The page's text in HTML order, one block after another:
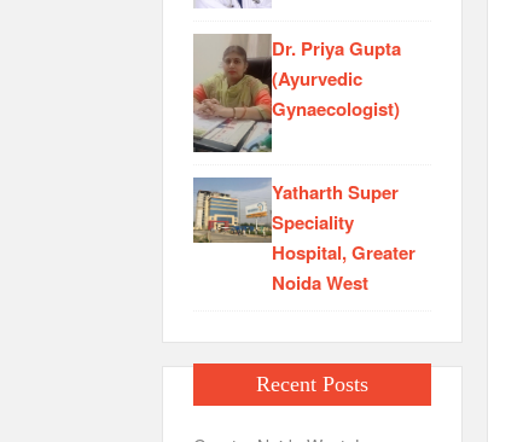
Dr. Priya Gupta
(Ayurvedic
Gynaecologist)
Yatharth Super
Speciality
Hospital, Greater
Noida West
Recent Posts